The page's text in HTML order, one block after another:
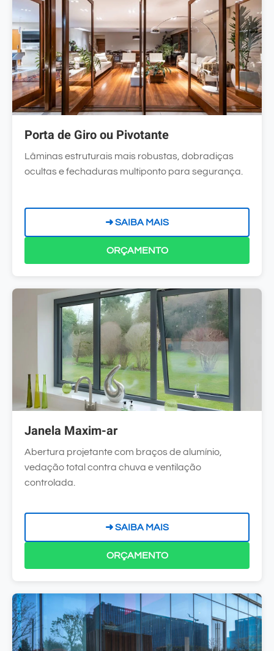
Porta de Giro ou Pivotante
Lâminas estruturais mais robustas, dobradiças
ocultas e fechaduras multiponto para segurança.
➜ SAIBA MAIS
ORÇAMENTO
Janela Maxim-ar
Abertura projetante com braços de alumínio,
vedação total contra chuva e ventilação
controlada.
➜ SAIBA MAIS
ORÇAMENTO